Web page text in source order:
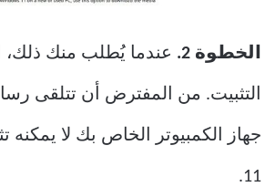
الخطوة 2. عندما يُطلب منك ذلك،
التثبيت. من المفترض أن تتلقى
11.